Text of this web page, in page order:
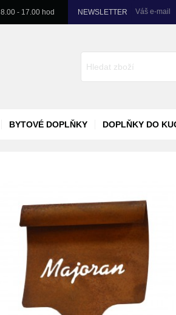
8.00 - 17.00 hod NEWSLETTER Váš e-mail
BYTOVÉ DOPLŇKY DOPLŇKY DO